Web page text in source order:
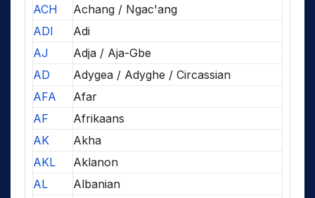
ACH
Achang / Ngac'ang
ADI
Adi
AJ
Adja / Aja-Gbe
AD
Adygea / Adyghe / Circassian
AFA
Afar
AF
Afrikaans
AK
Akha
AKL
Aklanon
AL
Albanian